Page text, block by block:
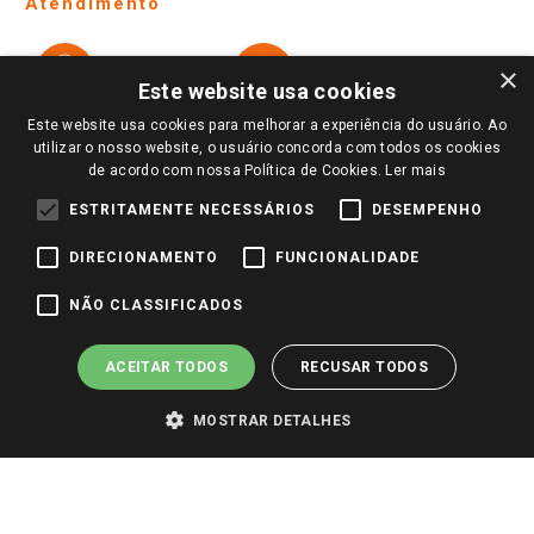
Notícias
Perguntas frequentes
Trabalhe Conosco
Formas de Pagamento
Políticas de entrega
Trocas e Devoluções
Vendas Online
Ouvidoria
Redes Sociais
×
Este website usa cookies
Este website usa cookies para melhorar a experiência do usuário. Ao
utilizar o nosso website, o usuário concorda com todos os cookies
de acordo com nossa Política de Cookies. Ler mais
ESTRITAMENTE NECESSÁRIOS DESEMPENHO
DIRECIONAMENTO FUNCIONALIDADE
NÃO CLASSIFICADOS
ACEITAR TODOS RECUSAR TODOS
MOSTRAR DETALHES